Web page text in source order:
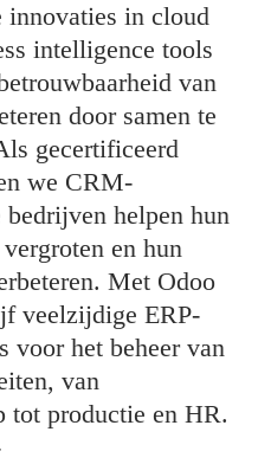
innovaties in cloud
intelligence tools
van
door samen te
gecertificeerd
we CRM-
helpen hun
en hun
Met Odoo
veelzijdige ERP-
voor het beheer van
van
tot productie en HR.